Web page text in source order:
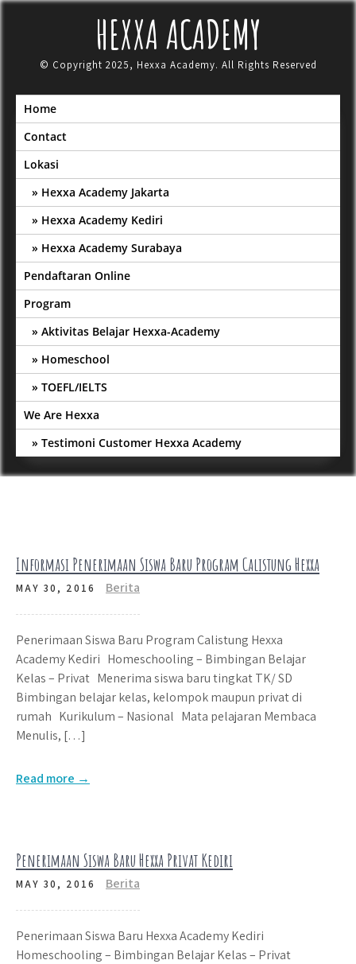
Skip
HEXXA ACADEMY
© Copyright 2025, Hexxa Academy. All Rights Reserved
Home
Contact
Lokasi
Hexxa Academy Jakarta
Hexxa Academy Kediri
Hexxa Academy Surabaya
Pendaftaran Online
Program
Aktivitas Belajar Hexxa-Academy
Homeschool
TOEFL/IELTS
We Are Hexxa
Testimoni Customer Hexxa Academy
Informasi Penerimaan Siswa Baru Program Calistung Hexxa
MAY 30, 2016 Berita
Penerimaan Siswa Baru Program Calistung Hexxa
Academy Kediri Homeschooling – Bimbingan Belajar
Kelas – Privat Menerima siswa baru tingkat TK/ SD
Bimbingan belajar kelas, kelompok maupun privat di
rumah Kurikulum – Nasional Mata pelajaran Membaca
Menulis, […]
Read more →
Penerimaan Siswa Baru Hexxa Privat Kediri
MAY 30, 2016 Berita
Penerimaan Siswa Baru Hexxa Academy Kediri
Homeschooling – Bimbingan Belajar Kelas – Privat